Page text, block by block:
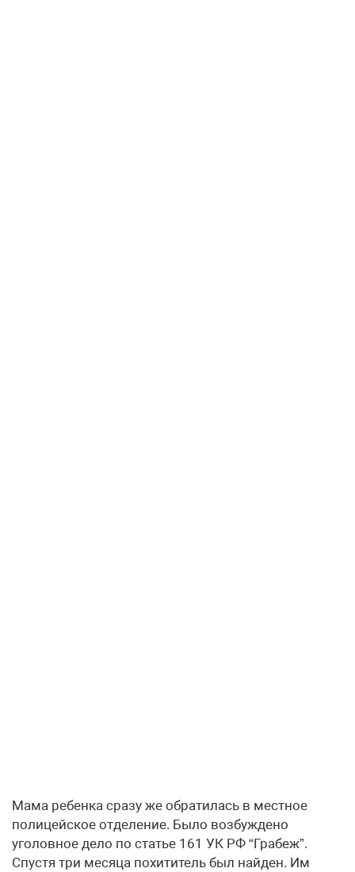
Мама ребенка сразу же обратилась в местное
полицейское отделение. Было возбуждено
уголовное дело по статье 161 УК РФ “Грабеж”.
Спустя три месяца похититель был найден. Им